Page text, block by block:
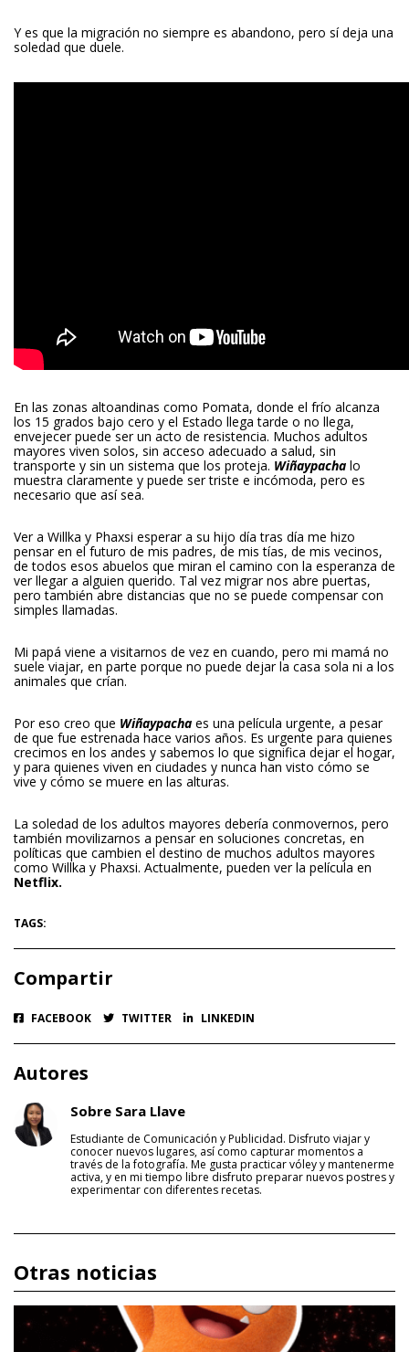
Y es que la migración no siempre es abandono, pero sí deja una
soledad que duele.
En las zonas altoandinas como Pomata, donde el frío alcanza
los 15 grados bajo cero y el Estado llega tarde o no llega,
envejecer puede ser un acto de resistencia. Muchos adultos
mayores viven solos, sin acceso adecuado a salud, sin
transporte y sin un sistema que los proteja. Wiñaypacha lo
muestra claramente y puede ser triste e incómoda, pero es
necesario que así sea.
Ver a Willka y Phaxsi esperar a su hijo día tras día me hizo
pensar en el futuro de mis padres, de mis tías, de mis vecinos,
de todos esos abuelos que miran el camino con la esperanza de
ver llegar a alguien querido. Tal vez migrar nos abre puertas,
pero también abre distancias que no se puede compensar con
simples llamadas.
Mi papá viene a visitarnos de vez en cuando, pero mi mamá no
suele viajar, en parte porque no puede dejar la casa sola ni a los
animales que crían.
Por eso creo que Wiñaypacha es una película urgente, a pesar
de que fue estrenada hace varios años. Es urgente para quienes
crecimos en los andes y sabemos lo que significa dejar el hogar,
y para quienes viven en ciudades y nunca han visto cómo se
vive y cómo se muere en las alturas.
La soledad de los adultos mayores debería conmovernos, pero
también movilizarnos a pensar en soluciones concretas, en
políticas que cambien el destino de muchos adultos mayores
como Willka y Phaxsi. Actualmente, pueden ver la película en
Netflix.
TAGS:
Compartir
FACEBOOK TWITTER LINKEDIN
Autores
Sobre Sara Llave
Estudiante de Comunicación y Publicidad. Disfruto viajar y
conocer nuevos lugares, así como capturar momentos a
través de la fotografía. Me gusta practicar vóley y mantenerme
activa, y en mi tiempo libre disfruto preparar nuevos postres y
experimentar con diferentes recetas.
Otras noticias